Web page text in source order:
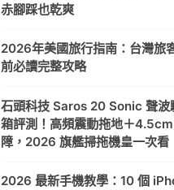
赤腳踩也乾爽
2026年美國旅行指南：台灣旅
前必讀完整攻略
石頭科技 Saros 20 Sonic 聲波
箱評測！高頻震動拖地＋
障，2026 旗艦掃拖機皇一次看
2026 最新手機教學：10 個